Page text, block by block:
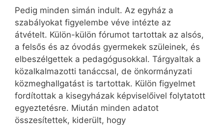
Pedig minden simán indult. Az egyház a
szabályokat figyelembe véve intézte az
átvételt. Külön-külön fórumot tartottak az alsós,
a felsős és az óvodás gyermekek szüleinek, és
elbeszélgettek a pedagógusokkal. Tárgyaltak a
közalkalmazotti tanáccsal, de önkormányzati
közmeghallgatást is tartottak. Külön figyelmet
fordítottak a kisegyházak képviselőivel folytatott
egyeztetésre. Miután minden adatot
összesítettek, kiderült, hogy